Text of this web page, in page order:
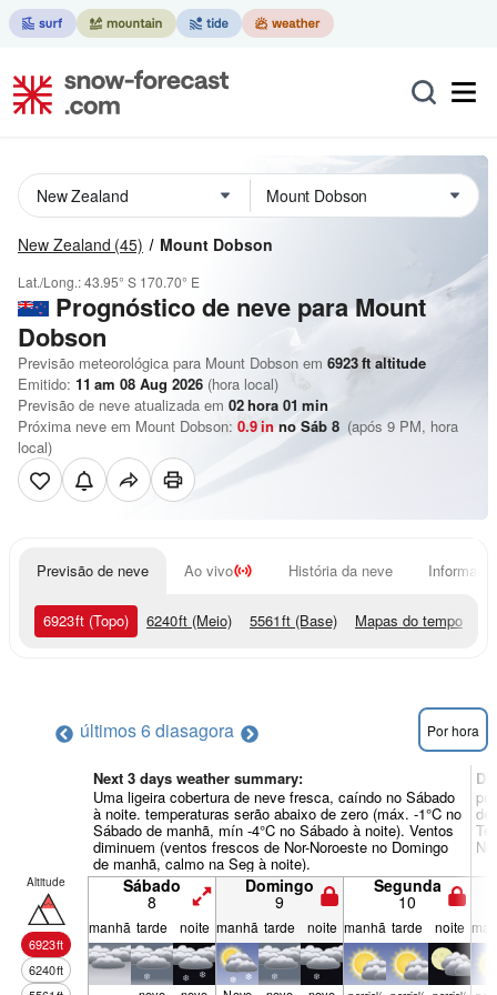
New Zealand (45) Mount Dobson
Lat./Long.:43.95° S 170.70° E
Prognóstico de neve para Mount
Dobson
Previsão meteorológica para Mount Dobson em 6923ft altitude
Emitido: 11 am 08 Aug 2026 (hora local)
Previsão de neve atualizada em 02hora 01 min
Próxima neve em Mount Dobson: 0.9in no Sáb 8 (após 9 PM, hora
local)
Previsão de neve Ao vivo História da neve
6923ft (Topo) 6240ft (Meio) 5561ft (Base) Mapas do tempo
últimos 6 diasagora Por hora
Next 3 days weather summary:
Uma ligeira cobertura de neve fresca, caíndo no Sábado
à noite. temperaturas serão abaixo de zero (máx. -1°C no
Sábado de manhã, mín -4°C no Sábado à noite). Ventos
diminuem (ventos frescos de Nor-Noroeste no Domingo
de manhã, calmo na Seg à noite).
Altitude
6923ft
6240ft
Sábado
8
Domingo
9
Segunda
10
manhã tarde noite manhã tarde noite manhã tarde noite